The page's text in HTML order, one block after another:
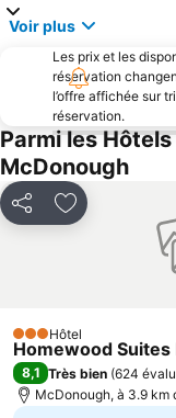
Voir plus
Les prix et les
réservation
l’offre affichée sur
réservation.
Parmi les
McDonough
PartagerAjouter à
3 Étoiles
Hôtel
Homewood
8,1 Très bien (624
McDonough, à 3.9 km